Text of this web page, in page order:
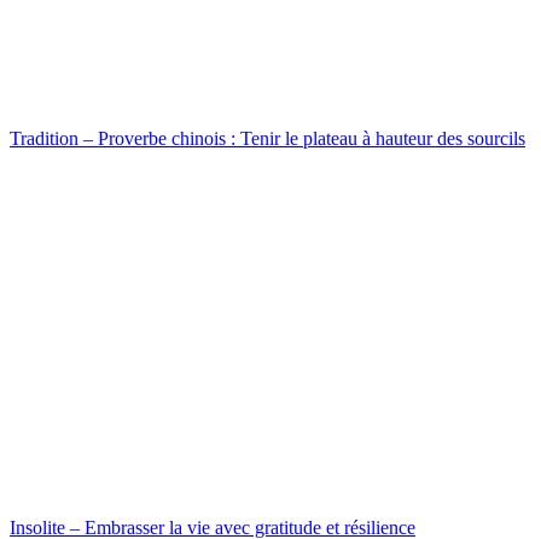
Tradition – Proverbe chinois : Tenir le plateau à hauteur des sourcils
Insolite – Embrasser la vie avec gratitude et résilience